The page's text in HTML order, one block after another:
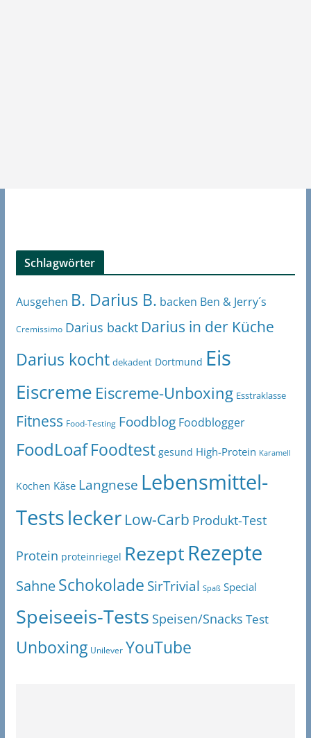
Schlagwörter
Ausgehen B. Darius B. backen Ben & Jerry´s
Cremissimo Darius backt Darius in der Küche
Darius kocht dekadent Dortmund Eis
Eiscreme Eiscreme-Unboxing Esstraklasse
Fitness Food-Testing Foodblog Foodblogger
FoodLoaf Foodtest gesund High-Protein Karamell
Kochen Käse Langnese Lebensmittel-
Testslecker Low-Carb Produkt-Test
Protein proteinriegel RezeptRezepte
SahneSchokolade SirTrivial Spaß Special
Speiseeis-Tests Speisen/Snacks Test
Unboxing Unilever YouTube